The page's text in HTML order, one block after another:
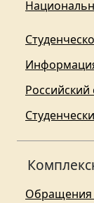
Обращения